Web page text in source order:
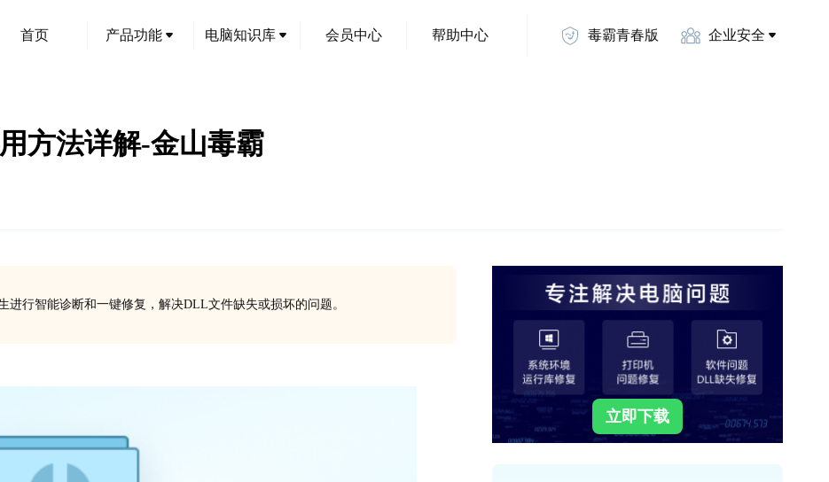
首页 产品功能 电脑知识库 会员中心 帮助中心 毒霸青春版 企业安全
方法详解-金山毒霸
行智能诊断和一键修复，解决DLL文件缺失或损坏的问题。
立即下载